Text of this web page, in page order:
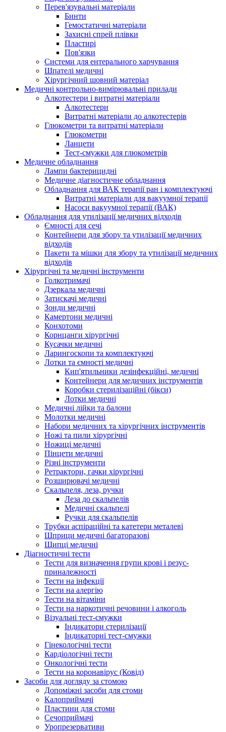
Перев'язувальні матеріали
Бинти
Гемостатичні матеріали
Захисні спрей плівки
Пластирі
Пов'язки
Системи для ентерального харчування
Шпателі медичні
Хірургічний шовний матеріал
Медичні контрольно-вимірювальні прилади
Алкотестери і витратні матеріали
Алкотестери
Витратні матеріали до алкотестерів
Глюкометри та витратні матеріали
Глюкометри
Ланцети
Тест-смужки для глюкометрів
Медичне обладнання
Лампи бактерицидні
Медичне діагностичне обладнання
Обладнання для ВАК терапії ран і комплектуючі
Витратні матеріали для вакуумної терапії
Насоси вакуумної терапії (ВАК)
Обладнання для утилізації медичних відходів
Ємності для сечі
Контейнери для збору та утилізації медичних
відходів
Пакети та мішки для збору та утилізації медичних
відходів
Хірургічні та медичні інструменти
Голкотримачі
Дзеркала медичні
Затискачі медичні
Зонди медичні
Камертони медичні
Конхотоми
Корнцанги хірургічні
Кусачки медичні
Ларингоскопи та комплектуючі
Лотки та ємності медичні
Кип'ятильники дезінфекційні, медичні
Контейнери для медичних інструментів
Коробки стерилізаційні (бікси)
Лотки медичні
Медичні лійки та балони
Молотки медичні
Набори медичних та хірургічних інструментів
Ножі та пили хірургічні
Ножиці медичні
Пінцети медичні
Різні інструменти
Ретрактори, гачки хірургічні
Розширювачі медичні
Скальпеля, леза, ручки
Леза до скальпелів
Медичні скальпелі
Ручки для скальпелів
Трубки аспіраційні та катетери металеві
Шприци медичні багаторазові
Щипці медичні
Діагностичні тести
Тести для визначення групи крові і резус-
приналежності
Тести на інфекції
Тести на алергію
Тести на вітаміни
Тести на наркотичні речовини і алкоголь
Візуальні тест-смужки
Індикатори стерилізації
Індикаторні тест-смужки
Гінекологічні тести
Кардіологічні тести
Онкологічні тести
Тести на коронавірус (Ковід)
Засоби для догляду за стомою
Допоміжні засоби для стоми
Калоприймачі
Пластини для стоми
Сечоприймачі
Уропрезервативи